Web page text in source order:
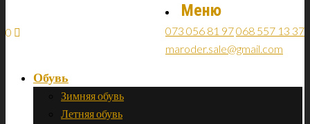
Меню
073 056 81 97068 557 13 37
maroder.sale@gmail.com
Обувь
Зимняя обувь
Летняя обувь
0